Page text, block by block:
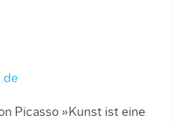
Picasso »Kunst ist eine